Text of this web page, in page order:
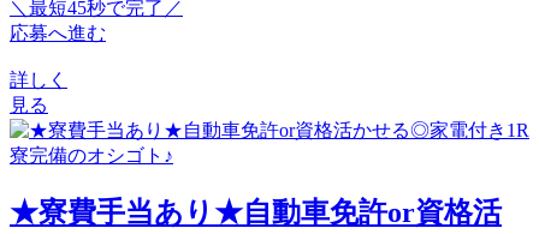
＼最短45秒で完了／
応募へ進む
詳しく
見る
★寮費手当あり★自動車免許or資格活